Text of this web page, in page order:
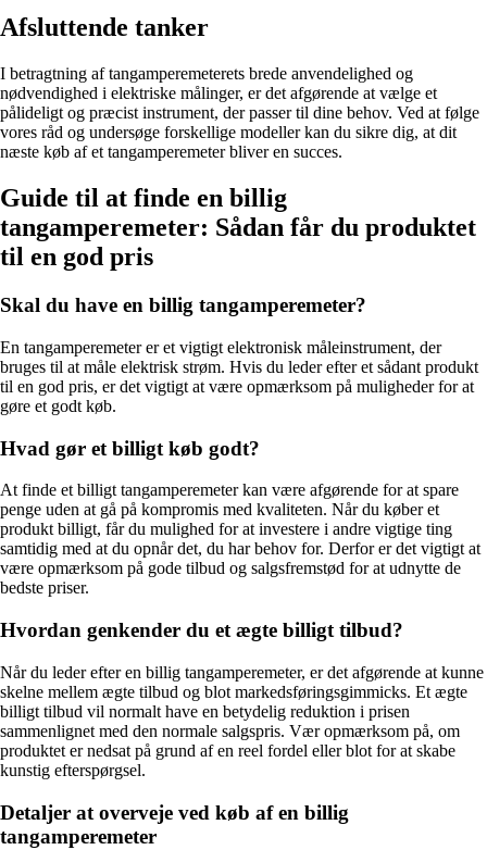
Afsluttende tanker
I betragtning af tangamperemeterets brede anvendelighed og
nødvendighed i elektriske målinger, er det afgørende at vælge et
pålideligt og præcist instrument, der passer til dine behov. Ved at følge
vores råd og undersøge forskellige modeller kan du sikre dig, at dit
næste køb af et tangamperemeter bliver en succes.
Guide til at finde en billig
tangamperemeter: Sådan får du produktet
til en god pris
Skal du have en billig tangamperemeter?
En tangamperemeter er et vigtigt elektronisk måleinstrument, der
bruges til at måle elektrisk strøm. Hvis du leder efter et sådant produkt
til en god pris, er det vigtigt at være opmærksom på muligheder for at
gøre et godt køb.
Hvad gør et billigt køb godt?
At finde et billigt tangamperemeter kan være afgørende for at spare
penge uden at gå på kompromis med kvaliteten. Når du køber et
produkt billigt, får du mulighed for at investere i andre vigtige ting
samtidig med at du opnår det, du har behov for. Derfor er det vigtigt at
være opmærksom på gode tilbud og salgsfremstød for at udnytte de
bedste priser.
Hvordan genkender du et ægte billigt tilbud?
Når du leder efter en billig tangamperemeter, er det afgørende at kunne
skelne mellem ægte tilbud og blot markedsføringsgimmicks. Et ægte
billigt tilbud vil normalt have en betydelig reduktion i prisen
sammenlignet med den normale salgspris. Vær opmærksom på, om
produktet er nedsat på grund af en reel fordel eller blot for at skabe
kunstig efterspørgsel.
Detaljer at overveje ved køb af en billig
tangamperemeter